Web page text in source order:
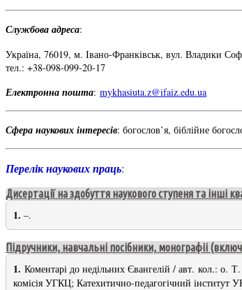
Службова адреса:
Україна, 76019, м. Івано-Франківськ, вул. Владики
тел.: +38-098-099-20-17
Електронна пошта: mykhasiuta.z@ifaiz.edu.ua
Сфера наукових інтересів: богослов’я, біблійне
Перелік наукових праць:
Дисертації на здобуття наукового ступеня та інші
1. –.
Підручники, навчальні посібники, монографіі
1. Коментарі до недільних Євангелій / авт. кол.:
комісія УГКЦ; Катехитично-педагогічний інститут